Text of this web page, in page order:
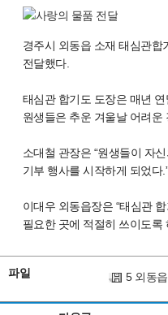
경주시 외동읍 소재 태심관
전달했다.
태심관 합기도 도장은 매년
원생들은 추운 겨울날 어려운
소대철 관장은 “원생들이 자
기부 행사를 시작하게 되었다
이대우 외동읍장은 “태심관
필요한 곳에 적절히 쓰이도록
파일 5 외동